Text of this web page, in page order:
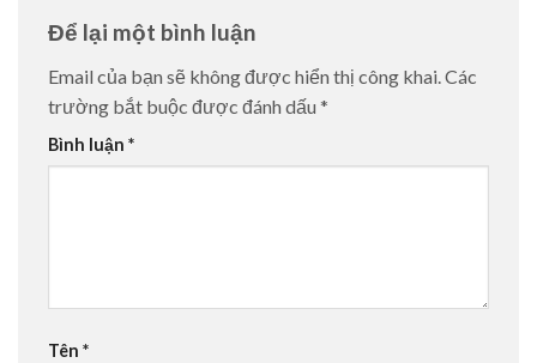
Để lại một bình luận
Email của bạn sẽ không được hiển thị công khai.Các
trường bắt buộc được đánh dấu *
Bình luận *
Tên *